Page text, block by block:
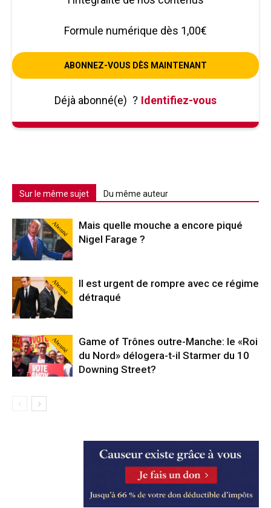
Formule numérique dès 1,00€
ABONNEZ-VOUS DÈS MAINTENANT
Déjà abonné(e) ? Identifiez-vous
Sur le même sujet Du même auteur
Abonné
Mais quelle mouche a encore piqué
Nigel Farage ?
Abonné
Il est urgent de rompre avec ce régime
détraqué
Abonné
Game of Trônes outre-Manche: le «Roi
du Nord» délogera-t-il Starmer du 10
Downing Street?